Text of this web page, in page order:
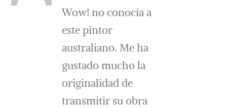
Wow! no conocía a
este pintor
australiano. Me ha
gustado mucho la
originalidad de
transmitir su obra